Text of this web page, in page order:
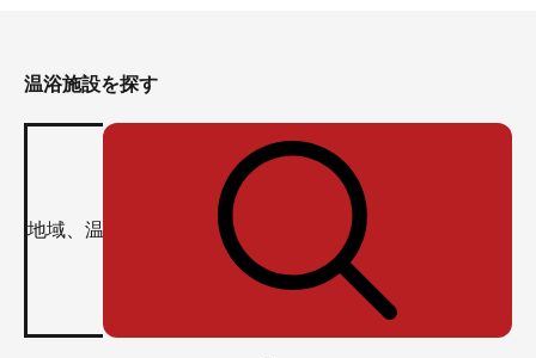
温浴施設を探す